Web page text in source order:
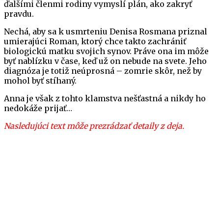
ďalšími členmi rodiny vymyslí plán, ako zakryť
pravdu.
Nechá, aby sa k usmrteniu Denisa Rosmana priznal
umierajúci Roman, ktorý chce takto zachrániť
biologickú matku svojich synov. Práve ona im môže
byť nablízku v čase, keď už on nebude na svete. Jeho
diagnóza je totiž neúprosná – zomrie skôr, než by
mohol byť stíhaný.
Anna je však z tohto klamstva nešťastná a nikdy ho
nedokáže prijať…
Nasledujúci text môže prezrádzať detaily z deja.